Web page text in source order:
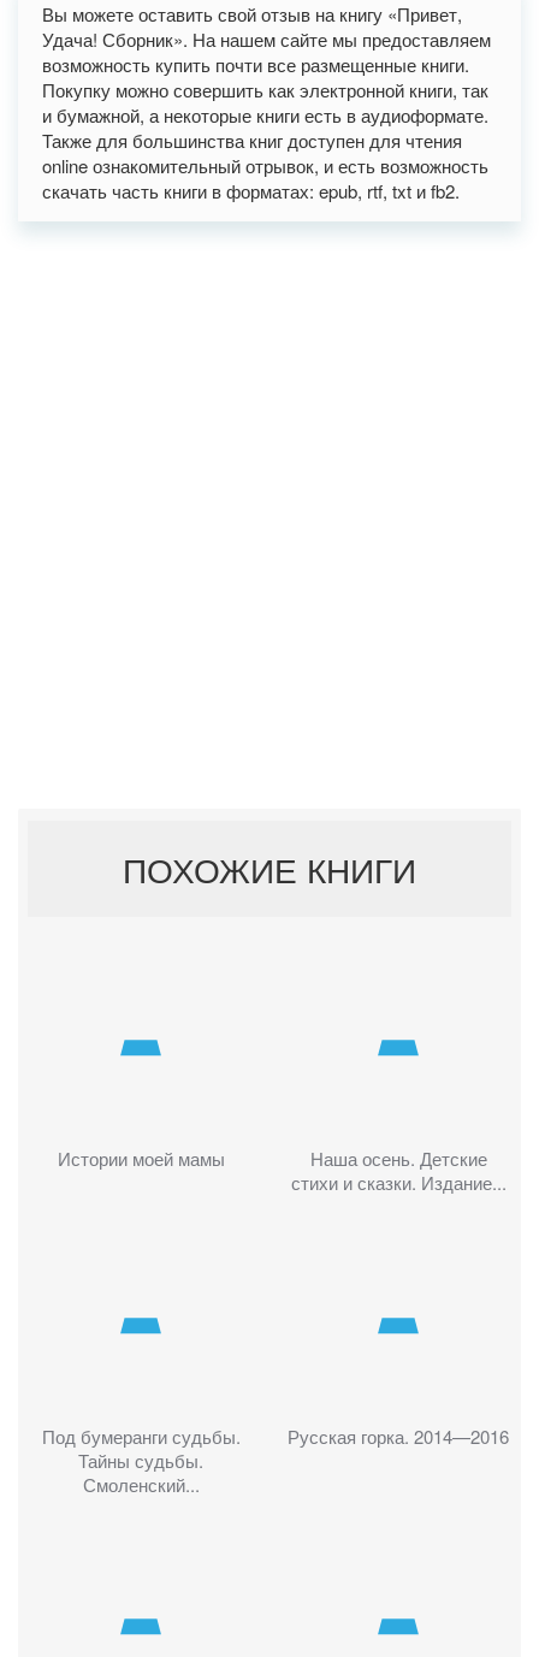
Вы можете оставить свой отзыв на книгу «Привет,
Удача! Сборник». На нашем сайте мы предоставляем
возможность купить почти все размещенные книги.
Покупку можно совершить как электронной книги, так
и бумажной, а некоторые книги есть в аудиоформате.
Также для большинства книг доступен для чтения
online ознакомительный отрывок, и есть возможность
скачать часть книги в форматах: epub, rtf, txt и fb2.
ПОХОЖИЕ КНИГИ
Истории моей мамы
Наша осень. Детские
стихи и сказки. Издание...
Под бумеранги судьбы.
Тайны судьбы.
Смоленский...
Русская горка. 2014—2016